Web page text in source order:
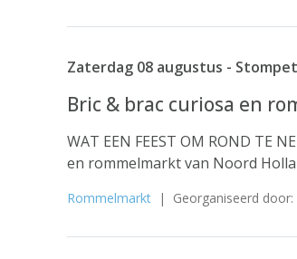
Zaterdag 08 augustus -
Bric & brac curiosa en
WAT EEN FEEST OM ROND TE
en rommelmarkt van Noord
Rommelmarkt | Georganiseerd door: